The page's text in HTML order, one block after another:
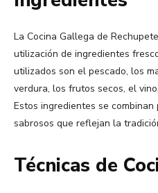
La Cocina Gallega de
utilización de ingredientes
utilizados son el pescado, los
verdura, los frutos secos, el
Estos ingredientes se
sabrosos que reflejan la
Técnicas de